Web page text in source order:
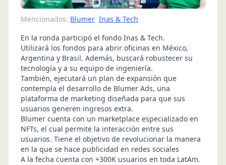
Mencionados: Blumer Inas & Tech
En la ronda participó el fondo Inas & Tech.
Utilizará los fondos para abrir oficinas en México,
Argentina y Brasil. Además, buscará robustecer su
tecnología y a su equipo de ingeniería.
También, ejecutará un plan de expansión que
contempla el desarrollo de Blumer Ads, una
plataforma de marketing diseñada para que sus
usuarios generen ingresos extra.
Blumer cuenta con un marketplace especializado en
NFTs, el cual permite la interacción entre sus
usuarios. Tiene el objetivo de revolucionar la manera
en la que se hace publicidad en redes sociales
A la fecha cuenta con +300K usuarios en toda LatAm.